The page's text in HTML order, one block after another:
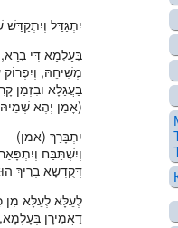
יִתְגַּדַּל
בְּעָלְמָא דִּי בְרָא,
מְשִׁיחֵהּ, וְיִפְרוֹק
בַּעֲגַלָא וּבִזְמַן
(אָמֵן יְהֶא
יִתְבָּרַךְ (אמן)
וְיִשְׁתַּבַּח
דְּקֻדְשָׁא בְרִיךְ
לְעֵלָּא לְעֵלָּא
דַאֲמִירָן